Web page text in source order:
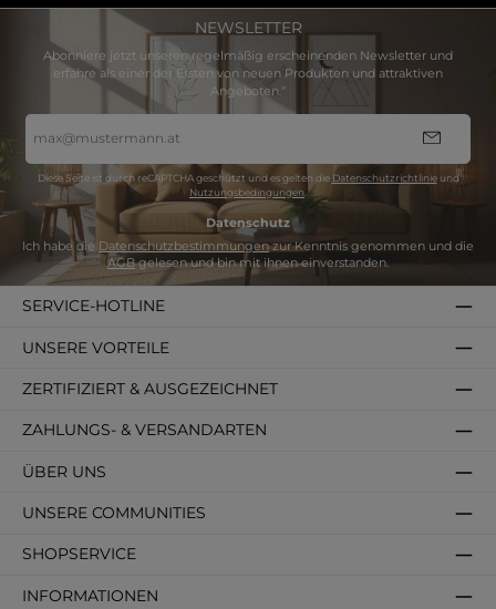
NEWSLETTER
Abonniere jetzt unseren regelmäßig erscheinenden Newsletter und
erfahre als einer der Ersten von neuen Produkten und attraktiven
Angeboten.“
Mail-
Adresse
Diese Seite ist durch reCAPTCHA geschützt und es gelten die Datenschutzrichtlinieund
Nutzungsbedingungen.
Datenschutz
Ich habe die Datenschutzbestimmungenzur Kenntnis genommen und die
AGBgelesen und bin mit ihnen einverstanden.
SERVICE-HOTLINE
SHOPSERVICE
INFORMATIONEN
ZAHLUNGS- & VERSANDARTEN
ÜBER UNS
ZERTIFIZIERT & AUSGEZEICHNET
UNSERE VORTEILE
UNSERE COMMUNITIES